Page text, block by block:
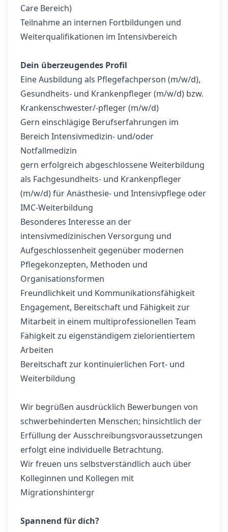
Care Bereich)
Teilnahme an internen Fortbildungen und
Weiterqualifikationen im Intensivbereich
Dein überzeugendes Profil
Eine Ausbildung als Pflegefachperson (m/w/d),
Gesundheits- und Krankenpfleger (m/w/d) bzw.
Krankenschwester/-pfleger (m/w/d)
Gern einschlägige Berufserfahrungen im
Bereich Intensivmedizin- und/oder
Notfallmedizin
gern erfolgreich abgeschlossene Weiterbildung
als Fachgesundheits- und Krankenpfleger
(m/w/d) für Anästhesie- und Intensivpflege oder
IMC-Weiterbildung
Besonderes Interesse an der
intensivmedizinischen Versorgung und
Aufgeschlossenheit gegenüber modernen
Pflegekonzepten, Methoden und
Organisationsformen
Freundlichkeit und Kommunikationsfähigkeit
Engagement, Bereitschaft und Fähigkeit zur
Mitarbeit in einem multiprofessionellen Team
Fähigkeit zu eigenständigem zielorientiertem
Arbeiten
Bereitschaft zur kontinuierlichen Fort- und
Weiterbildung
Wir begrüßen ausdrücklich Bewerbungen von
schwerbehinderten Menschen; hinsichtlich der
Erfüllung der Ausschreibungsvoraussetzungen
erfolgt eine individuelle Betrachtung.
Wir freuen uns selbstverständlich auch über
Kolleginnen und Kollegen mit
Migrationshintergr
Spannend für dich?